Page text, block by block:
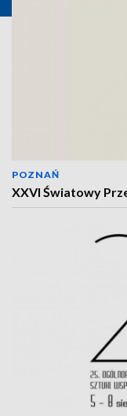
POZNAŃ
XXVI Światowy